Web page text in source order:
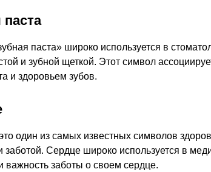
паста» широко используется в
и зубной щеткой. Этот символ
и здоровьем зубов.
один из самых известных символов
Сердце широко используется в
важность заботы о своем сердце.